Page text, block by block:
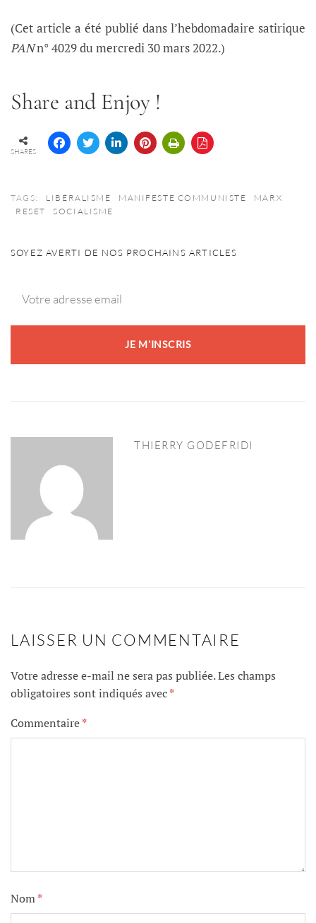
(Cet article a été publié dans l’hebdomadaire satirique
PANn° 4029 du mercredi 30 mars 2022.)
Share and Enjoy !
SHARES
TAGS: LIBÉRALISME MANIFESTE COMMUNISTE
MARX
RESET
SOCIALISME
SOYEZ AVERTI DE NOS PROCHAINS ARTICLES
THIERRY GODEFRIDI
LAISSER UN COMMENTAIRE
Votre adresse e-mail ne sera pas publiée.Les champs
obligatoires sont indiqués avec*
Commentaire*
Nom*